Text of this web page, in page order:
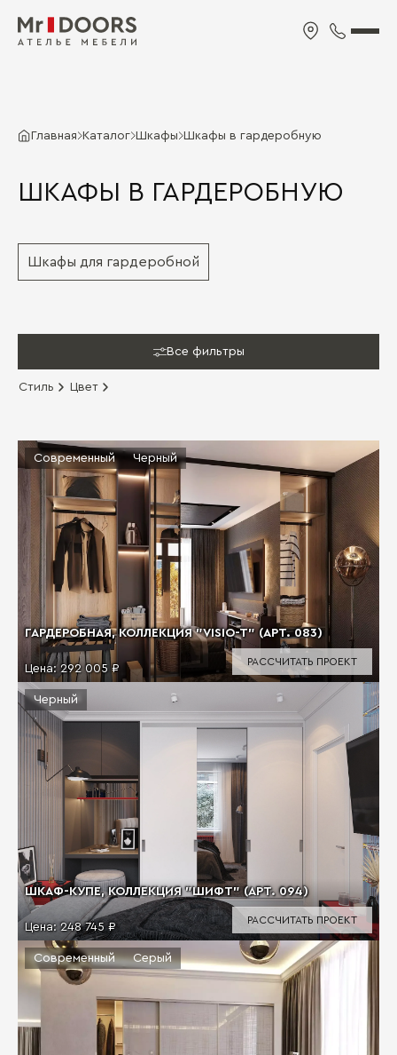
Главная Каталог Шкафы Шкафы в гардеробную
ШКАФЫ В ГАРДЕРОБНУЮ
Шкафы для гардеробной
Все фильтры
Стиль Цвет
ГАРДЕРОБНАЯ, КОЛЛЕКЦИЯ "VISIO-T" (АРТ. 083)
Цена: 292 005 ₽
Современный Черный
РАССЧИТАТЬ ПРОЕКТ
ШКАФ-КУПЕ, КОЛЛЕКЦИЯ "ШИФТ" (АРТ. 094)
Цена: 248 745 ₽
Черный
РАССЧИТАТЬ ПРОЕКТ
Современный Серый